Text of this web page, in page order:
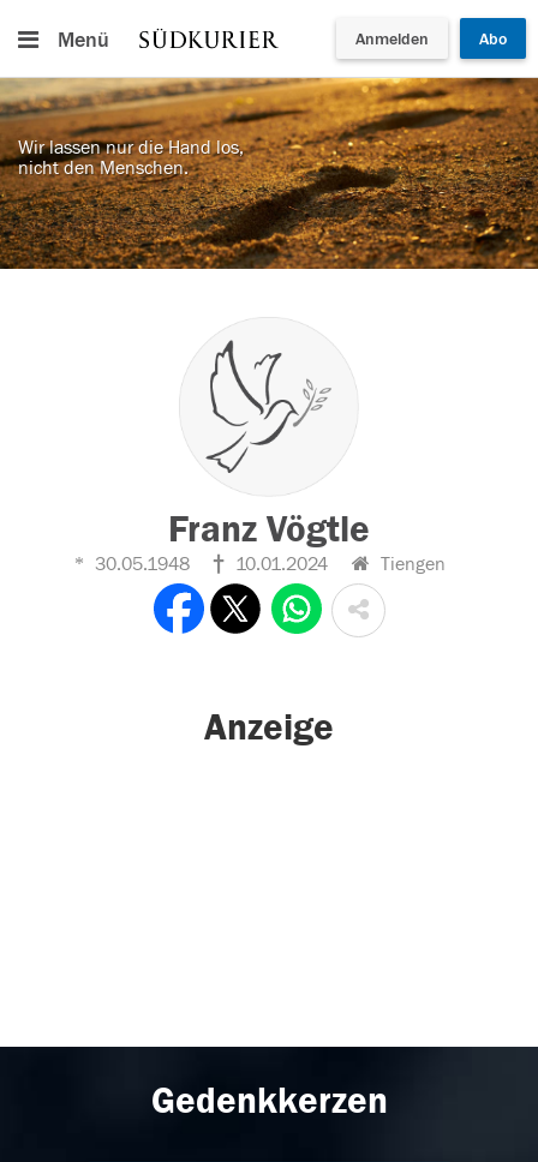
Menü Anmelden Abo
Wir lassen nur die Hand los,
nicht den Menschen.
Franz Vögtle
30.05.1948 10.01.2024 Tiengen
Anzeige
Gedenkkerzen